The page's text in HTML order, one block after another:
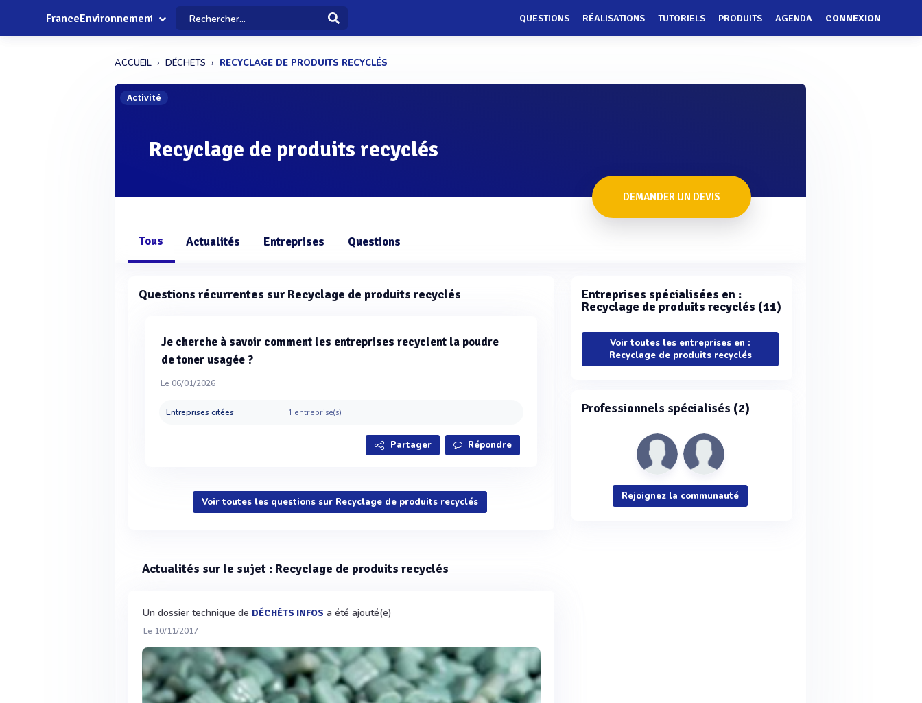
FranceEnvironnement QUESTIONS RÉALISATIONS TUTORIELS PRODUITS AGENDA CONNEXION
ACCUEIL DÉCHETS RECYCLAGE DE PRODUITS RECYCLÉS
Activité
Recyclage de produits recyclés
DEMANDER UN DEVIS
Tous Actualités Entreprises Questions
Questions récurrentes sur Recyclage de produits recyclés
Je cherche à savoir comment les entreprises recyclent la poudre
de toner usagée ?
Le 06/01/2026
Entreprises citées 1 entreprise(s)
Partager Répondre
Voir toutes les questions sur Recyclage de produits recyclés
Actualités sur le sujet : Recyclage de produits recyclés
Un dossier technique de DÉCHÉTS INFOS a été ajouté(e)
Le 10/11/2017
Entreprises spécialisées en :
Recyclage de produits recyclés (11)
Voir toutes les entreprises en :
Recyclage de produits recyclés
Professionnels spécialisés (2)
Rejoignez la communauté